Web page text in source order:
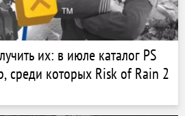
их: в июле каталог PS
среди которых Risk of Rain 2